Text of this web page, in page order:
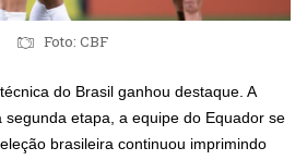
Foto: CBF
do Brasil ganhou destaque. A
segunda etapa, a equipe do Equador se
brasileira continuou imprimindo